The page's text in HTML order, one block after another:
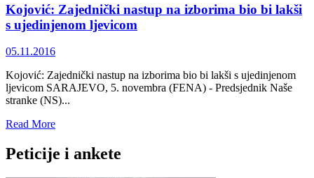
o
logorima
smrti?
Kojović: Zajednički nastup na izborima bio bi lakši
s ujedinjenom ljevicom
05.11.2016
Kojović: Zajednički nastup na izborima bio bi lakši s ujedinjenom
ljevicom SARAJEVO, 5. novembra (FENA) - Predsjednik Naše
stranke (NS)...
Read MoreRead
about
Kojović:
Peticije i ankete